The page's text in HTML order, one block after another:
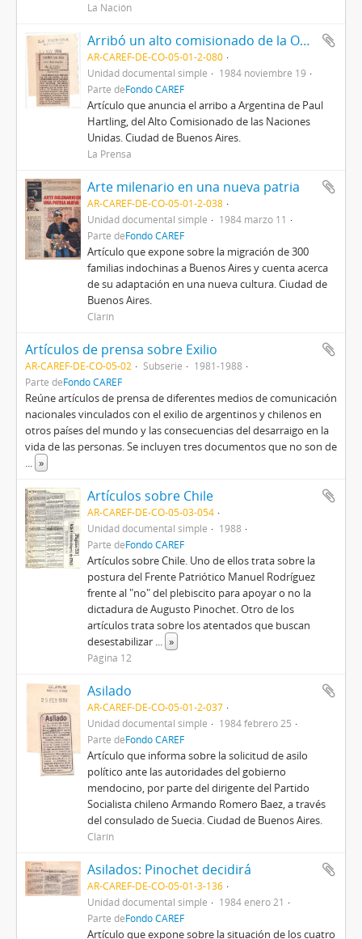
La Nación
Arribó un alto comisionado de la ONU
AR-CAREF-DE-CO-05-01-2-080
Unidad documental simple
1984 noviembre 19
Parte deFondo CAREF
Artículo que anuncia el arribo a Argentina de Paul
Hartling, del Alto Comisionado de las Naciones
Unidas. Ciudad de Buenos Aires.
La Prensa
Arte milenario en una nueva patria
AR-CAREF-DE-CO-05-01-2-038
Unidad documental simple
1984 marzo 11
Parte deFondo CAREF
Artículo que expone sobre la migración de 300
familias indochinas a Buenos Aires y cuenta acerca
de su adaptación en una nueva cultura. Ciudad de
Buenos Aires.
Clarín
Artículos de prensa sobre Exilio
AR-CAREF-DE-CO-05-02 Subserie
1981-1988
Parte deFondo CAREF
Reúne artículos de prensa de diferentes medios de comunicación
nacionales vinculados con el exilio de argentinos y chilenos en
otros países del mundo y las consecuencias del desarraigo en la
vida de las personas. Se incluyen tres documentos que no son de
... »
Artículos sobre Chile
AR-CAREF-DE-CO-05-03-054
Unidad documental simple
1988
Parte deFondo CAREF
Artículos sobre Chile. Uno de ellos trata sobre la
postura del Frente Patriótico Manuel Rodríguez
frente al "no" del plebiscito para apoyar o no la
dictadura de Augusto Pinochet. Otro de los
artículos trata sobre los atentados que buscan
desestabilizar ... »
Página 12
Asilado
AR-CAREF-DE-CO-05-01-2-037
Unidad documental simple
1984 febrero 25
Parte deFondo CAREF
Artículo que informa sobre la solicitud de asilo
político ante las autoridades del gobierno
mendocino, por parte del dirigente del Partido
Socialista chileno Armando Romero Baez, a través
del consulado de Suecia. Ciudad de Buenos Aires.
Clarín
Asilados: Pinochet decidirá
AR-CAREF-DE-CO-05-01-3-136
Unidad documental simple
1984 enero 21
Parte deFondo CAREF
Artículo que expone sobre la situación de los cuatro